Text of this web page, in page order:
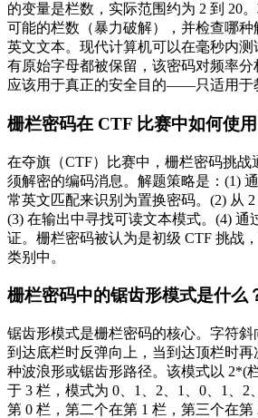
的变量是栏数，实际范围约为 2 到 20
可能的栏数（暴力破解），并检查哪
英文文本。现代计算机可以在毫秒内
有原始字母都被保留，该密码对频率
应该用于真正的安全目的——只适用于
栅栏密码在 CTF 比赛中如何使用
在夺旗（CTF）比赛中，栅栏密码挑战
须解密的编码消息。解题策略是：(1)
常英文匹配来识别为置换密码。(2) 从 2
(3) 在输出中寻找可读文本模式。(4) 通
证。栅栏密码被认为是初级 CTF 挑战
类别中。
栅栏密码中的锯齿形模式是什么
锯齿形模式是栅栏密码的核心。字符
到达底栏时反弹向上，当到达顶栏时
种波浪形或锯齿形路径。该模式以 2*(
于 3 栏，模式为 0、1、2、1、0、1、2
第 0 栏，第二个在第 1 栏，第三个在